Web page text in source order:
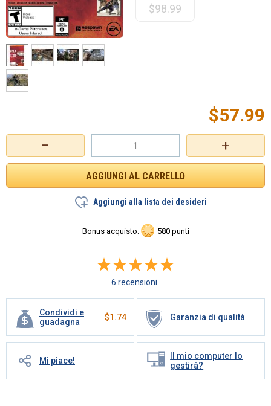
+
−
$57.99
Aggiungi alla lista dei desideri
Bonus acquisto: 580 punti
6 recensioni
Condividi e
guadagna
$1.74 Garanzia di qualità
Mi piace!
Il mio computer lo
gestirà?
$98.99